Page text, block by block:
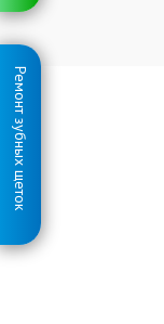
Ремонт зубных щеток